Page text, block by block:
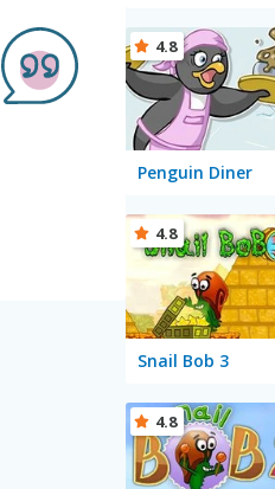
Penguin Diner
4.8
Snail Bob 3
4.8
4.8